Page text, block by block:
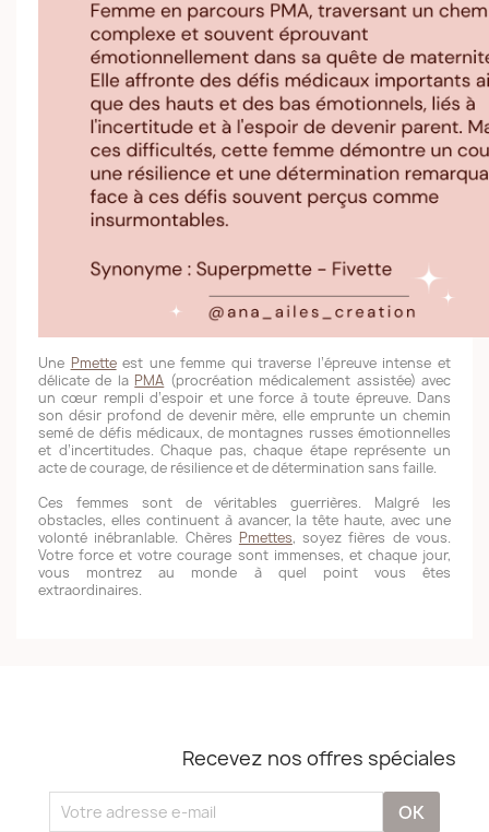
Une Pmetteest une femme qui traverse l’épreuve intense et
délicate de la PMA (procréation médicalement assistée) avec
un cœur rempli d’espoir et une force à toute épreuve. Dans
son désir profond de devenir mère, elle emprunte un chemin
semé de défis médicaux, de montagnes russes émotionnelles
et d’incertitudes. Chaque pas, chaque étape représente un
acte de courage, de résilience et de détermination sans faille.
Ces femmes sont de véritables guerrières. Malgré les
obstacles, elles continuent à avancer, la tête haute, avec une
volonté inébranlable. Chères Pmettes, soyez fières de vous.
Votre force et votre courage sont immenses, et chaque jour,
vous montrez au monde à quel point vous êtes
extraordinaires.
Recevez nos offres spéciales